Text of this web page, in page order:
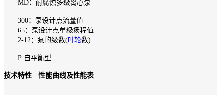
MD：耐腐蚀多级离心泵
300：泵设计点流量值
65：泵设计点单级扬程值
2-12：泵的级数(叶轮数)
P:自平衡型
技术特性—性能曲线及性能表